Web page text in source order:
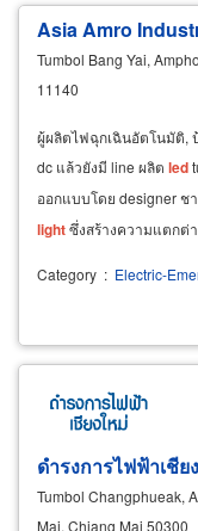
Asia Amro
Tumbol Bang Yai,
11140
ผู้ผลิตไฟฉุกเฉินอัตโนมัติ,
dc แล้วยังมี line ผลิต led
ออกแบบโดย designer ช
lightซึ่งสร้างความแตกต่
Category : Electric-
ดำรงการไฟฟ้าเชีย
Tumbol Changphueak,
Mai, Chiang Mai 50300